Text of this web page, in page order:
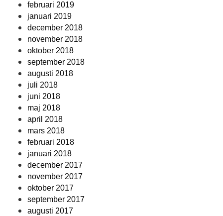
februari 2019
januari 2019
december 2018
november 2018
oktober 2018
september 2018
augusti 2018
juli 2018
juni 2018
maj 2018
april 2018
mars 2018
februari 2018
januari 2018
december 2017
november 2017
oktober 2017
september 2017
augusti 2017